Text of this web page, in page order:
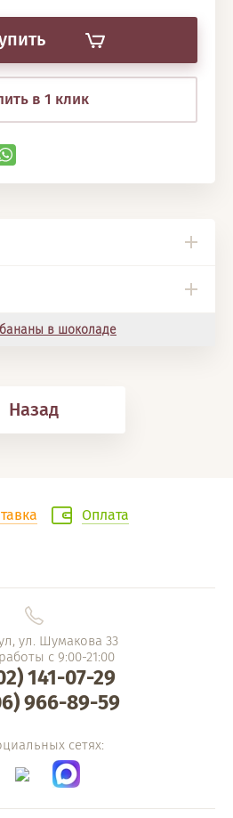
в 1 клик
в шоколаде
Назад
Оплата
ул. Шумакова 33
с 9:00-21:00
141-07-29
966-89-59
сетях: